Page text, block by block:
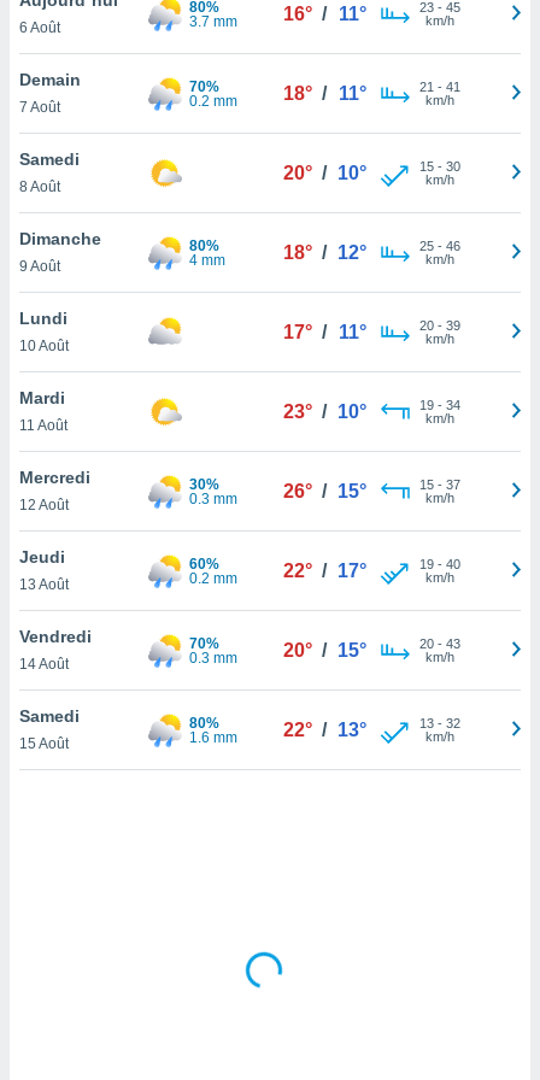
et
»,
au
vous
qu'ils
ou
le
ainsi
un
la
du
en
de
6 Août
80%
3.7 mm
16° / 11° 23- 45
km/h
Demain
7 Août
70%
0.2 mm
18° / 11° 21 - 41
km/h
Samedi
8 Août
20° / 10° 15- 30
km/h
Dimanche
9 Août
80%
4 mm
18° / 12° 25- 46
km/h
Lundi
10 Août
17° / 11° 20- 39
km/h
Mardi
11 Août
23° / 10° 19- 34
km/h
Mercredi
12 Août
30%
0.3 mm
26° / 15° 15- 37
km/h
Jeudi
13 Août
60%
0.2 mm
22° / 17° 19- 40
km/h
Vendredi
14 Août
70%
0.3 mm
20° / 15° 20- 43
km/h
Samedi
15 Août
80%
1.6 mm
22° / 13° 13- 32
km/h